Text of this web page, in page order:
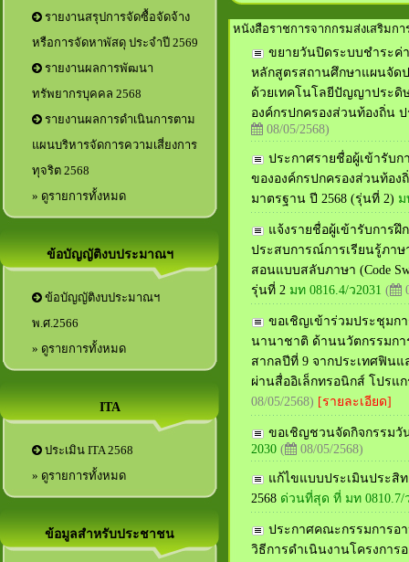
รายงานสรุปการจัดซื้อจัดจ้าง
หรือการจัดหาพัสดุ ประจำปี 2569
รายงานผลการพัฒนา
ทรัพยากรบุคคล 2568
รายงานผลการดำเนินการตาม
แผนบริหารจัดการความเสี่ยงการ
ทุจริต 2568
» ดูรายการทั้งหมด
ข้อบัญญัติงบประมาณฯ
ข้อบัญญัติงบประมาณฯ
พ.ศ.2566
» ดูรายการทั้งหมด
ITA
ประเมิน ITA 2568
» ดูรายการทั้งหมด
ข้อมูลสำหรับประชาชน
หนังสือราชการจากกรมส่งเสริมก
ขยายวันปิดระบบชำระค่
หลักสูตรสถานศึกษาแผนจัด
ด้วยเทคโนโลยีปัญญาประดิ
องค์กรปกครองส่วนท้องถิ่น
08/05/2568)
ประกาศรายชื่อผู้เข้ารับ
ขององค์กรปกครองส่วนท้อง
มาตรฐาน ปี 2568 (รุ่นที่ 2) ม
แจ้งรายชื่อผู้เข้ารับการฝึ
ประสบการณ์การเรียนรู้ภาษ
สอนแบบสลับภาษา (Code
รุ่นที่ 2 มท 0816.4/ว2031 (
ขอเชิญเข้าร่วมประชุมก
นานาชาติ ด้านนวัตกรรมก
สากลปีที่ 9 จากประเทศฟิน
ผ่านสื่ออิเล็กทรอนิกส์ โปรแก
08/05/2568) [รายละเอียด]
ขอเชิญชวนจัดกิจกรรมวั
2030 ( 08/05/2568)
แก้ไขแบบประเมินประสิ
2568 ด่วนที่สุด ที่ มท 0810.7/
ประกาศคณะกรรมการอ
วิธีการดำเนินงานโครงการ